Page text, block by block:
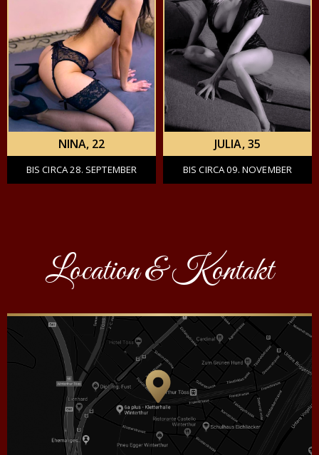
NINA, 22
BIS CIRCA 28. SEPTEMBER
JULIA, 35
BIS CIRCA 09. NOVEMBER
Location & Kontakt